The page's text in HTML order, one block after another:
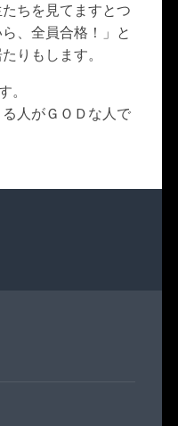
ちを見てますとつ
、全員合格！」と
りもします。
。
人がＧＯＤな人で